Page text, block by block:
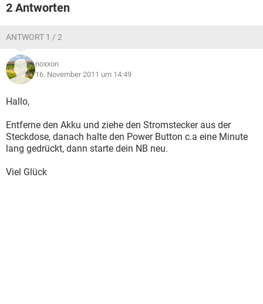
2 Antworten
ANTWORT 1 / 2
noxxon
16. November 2011 um 14:49
Hallo,
Entferne den Akku und ziehe den Stromstecker aus der
Steckdose, danach halte den Power Button c.a eine Minute
lang gedrückt, dann starte dein NB neu.
Viel Glück